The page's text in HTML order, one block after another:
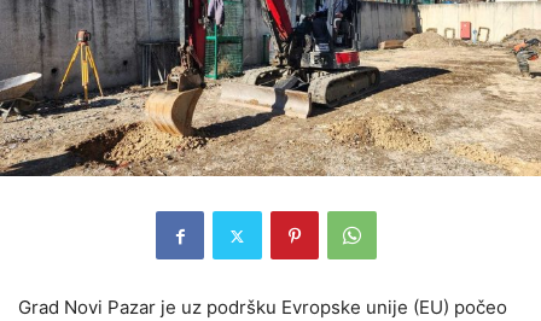
Grad Novi Pazar je uz podršku Evropske unije (EU) počeo